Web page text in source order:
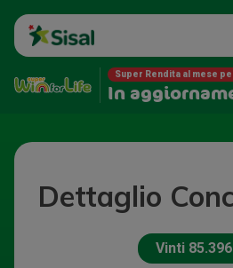
Super Rendita al mese
In
Dettaglio
Vinti